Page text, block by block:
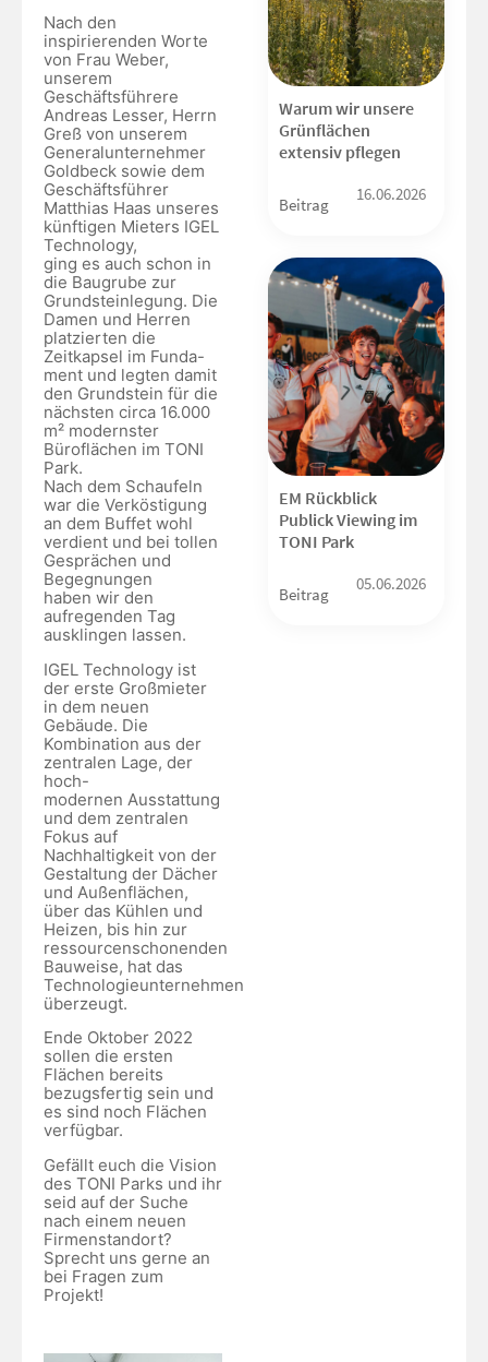
Nach den
inspirierenden Worte
von Frau Weber,
unserem
Geschäftsführere
Andreas Lesser, Herrn
Greß von unserem
Generalunternehmer
Goldbeck sowie dem
Geschäftsführer
Matthias Haas unseres
künftigen Mieters IGEL
Technology,
ging es auch schon in
die Baugrube zur
Grundsteinlegung. Die
Damen und Herren
platzierten die
Zeitkapsel im Funda-
ment und legten damit
den Grundstein für die
nächsten circa 16.000
m² modernster
Büroflächen im TONI
Park.
Nach dem Schaufeln
war die Verköstigung
an dem Buffet wohl
verdient und bei tollen
Gesprächen und
Begegnungen
haben wir den
aufregenden Tag
ausklingen lassen.
IGEL Technology ist
der erste Großmieter
in dem neuen
Gebäude. Die
Kombination aus der
zentralen Lage, der
hoch-
modernen Ausstattung
und dem zentralen
Fokus auf
Nachhaltigkeit von der
Gestaltung der Dächer
und Außenflächen,
über das Kühlen und
Heizen, bis hin zur
ressourcenschonenden
Bauweise, hat das
Technologieunternehmen
überzeugt.
Ende Oktober 2022
sollen die ersten
Flächen bereits
bezugsfertig sein und
es sind noch Flächen
verfügbar.
Gefällt euch die Vision
des TONI Parks und ihr
seid auf der Suche
nach einem neuen
Firmenstandort?
Sprecht uns gerne an
bei Fragen zum
Projekt!
Warum wir unsere
Grünflächen
extensiv pflegen
Beitrag
16.06.2026
EM Rückblick
Publick Viewing im
TONI Park
Beitrag
05.06.2026